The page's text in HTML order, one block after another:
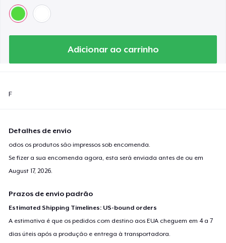
Adicionar ao carrinho
F
Detalhes de envio
odos os produtos são impressos sob encomenda.
Se fizer a sua encomenda agora, esta será enviada antes de ou em
August 17, 2026.
Prazos de envio padrão
Estimated Shipping Timelines: US-bound orders
A estimativa é que os pedidos com destino aos EUA cheguem em 4 a 7
dias úteis após a produção e entrega à transportadora.